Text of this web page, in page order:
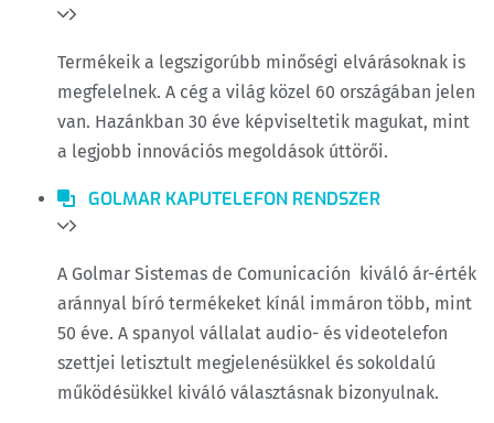
Termékeik a legszigorúbb minőségi elvárásoknak is
megfelelnek. A cég a világ közel 60 országában jelen
van. Hazánkban 30 éve képviseltetik magukat, mint
a legjobb innovációs megoldások úttörői.
GOLMAR KAPUTELEFON RENDSZER
A Golmar Sistemas de Comunicación kiváló ár-érték
aránnyal bíró termékeket kínál immáron több, mint
50 éve. A spanyol vállalat audio- és videotelefon
szettjei letisztult megjelenésükkel és sokoldalú
működésükkel kiváló választásnak bizonyulnak.